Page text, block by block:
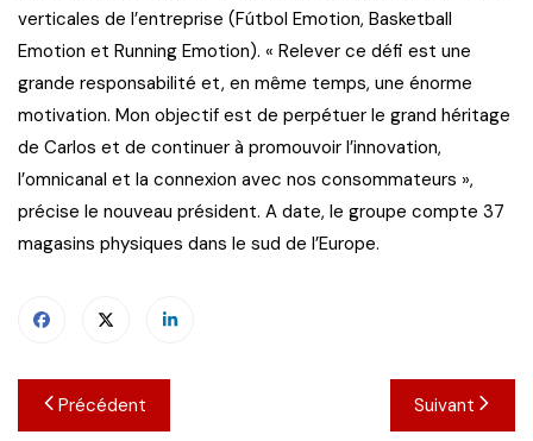
verticales de l’entreprise (Fútbol Emotion, Basketball
Emotion et Running Emotion). « Relever ce défi est une
grande responsabilité et, en même temps, une énorme
motivation. Mon objectif est de perpétuer le grand héritage
de Carlos et de continuer à promouvoir l’innovation,
l’omnicanal et la connexion avec nos consommateurs »,
précise le nouveau président. A date, le groupe compte 37
magasins physiques dans le sud de l’Europe.
Navigation
Précédent Suivant